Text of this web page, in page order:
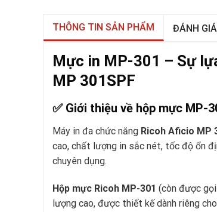
THÔNG TIN SẢN PHẨM ĐÁNH
Mực in MP-301 – Sự
MP 301SPF
✅ Giới thiệu về hộp mực MP-
Máy in đa chức năng Ricoh Aficio MP
cao, chất lượng in sắc nét, tốc độ ổn
chuyên dụng.
Hộp mực Ricoh MP-301 (còn được
lượng cao, được thiết kế dành riêng